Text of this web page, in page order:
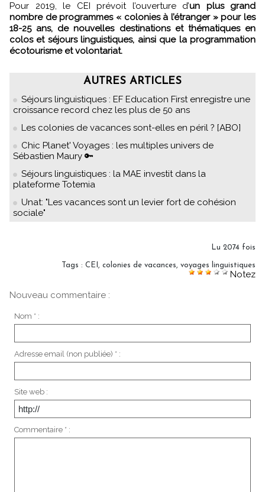
Pour 2019, le CEI prévoit l’ouverture d’un plus grand
nombre de programmes « colonies à l’étranger » pour les
18-25 ans, de nouvelles destinations et thématiques en
colos et séjours linguistiques, ainsi que la programmation
écotourisme et volontariat.
AUTRES ARTICLES
Séjours linguistiques : EF Education First enregistre une
croissance record chez les plus de 50 ans
Les colonies de vacances sont-elles en péril ? [ABO]
Chic Planet' Voyages : les multiples univers de
Sébastien Maury 🔑
Séjours linguistiques : la MAE investit dans la
plateforme Totemia
Unat: "Les vacances sont un levier fort de cohésion
sociale"
Lu 2074 fois
Tags : CEI , colonies de vacances, voyages linguistiques
Notez
Nouveau commentaire :
Nom * :
Adresse email (non publiée) * :
Site web :
Commentaire * :